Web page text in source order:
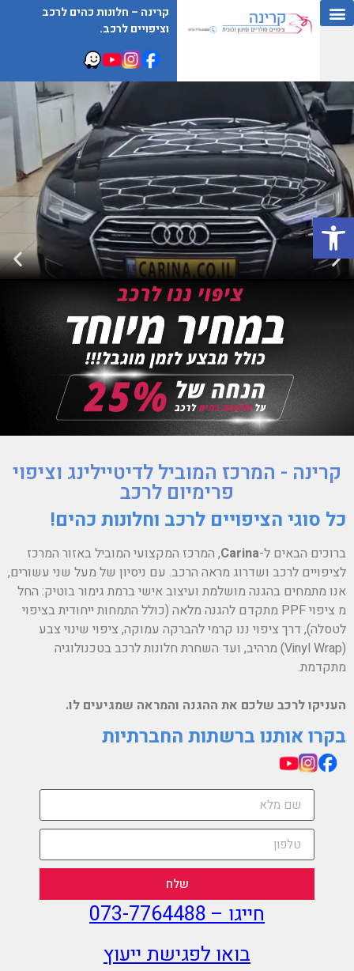
פתח סרגל נגישות
קרינה – חלונות כהים לרכב
וציפויים לרכב.
קרינה - המרכז המוביל לדיטיילינג וציפוי
פרימיום לרכב
כל סוגי הציפויים לרכב וחלונות כהים!
ברוכים הבאים ל-Carina, המרכז המקצועי המוביל באזור המרכז
לציפויים לרכב ושדרוג מראה הרכב. עם ניסיון של מעל שני עשורים,
אנו מתמחים בהגנה מושלמת ועיצוב אישי ברמת גימור בוטיק: החל
מ ציפוי PPF מתקדם להגנה מלאה (כולל התמחות ייחודית בציפוי
לטסלה), דרך ציפוי ננו קרמי להברקה עמוקה, ציפוי שינוי צבע
(Vinyl Wrap) מרהיב, ועד השחרת חלונות לרכב בטכנולוגיה
מתקדמת.
העניקו לרכב שלכם את ההגנה והמראה שמגיעים לו.
בקרו אותנו ברשתות החברתיות
שלח
חייגו –073-7764488
בואו לפגישת ייעוץ